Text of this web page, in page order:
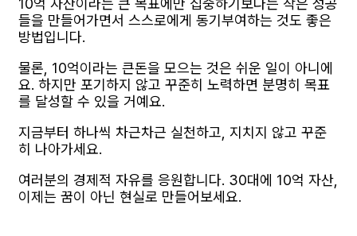
10억 자산이라는 큰 목표에만 집중하기보다는 작은 성공
들을 만들어가면서 스스로에게 동기부여하는 것도 좋은
방법입니다.
물론, 10억이라는 큰돈을 모으는 것은 쉬운 일이 아니에
요. 하지만 포기하지 않고 꾸준히 노력하면 분명히 목표
를 달성할 수 있을 거예요.
지금부터 하나씩 차근차근 실천하고, 지치지 않고 꾸준
히 나아가세요.
여러분의 경제적 자유를 응원합니다. 30대에 10억 자산,
이제는 꿈이 아닌 현실로 만들어보세요.